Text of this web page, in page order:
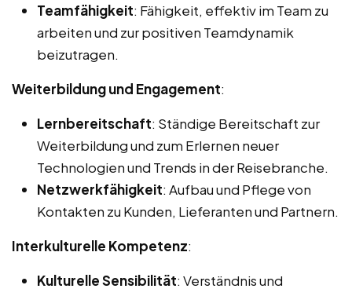
Teamfähigkeit: Fähigkeit, effektiv im Team zu
arbeiten und zur positiven Teamdynamik
beizutragen.
Weiterbildung und Engagement:
Lernbereitschaft: Ständige Bereitschaft zur
Weiterbildung und zum Erlernen neuer
Technologien und Trends in der Reisebranche.
Netzwerkfähigkeit: Aufbau und Pflege von
Kontakten zu Kunden, Lieferanten und Partnern.
Interkulturelle Kompetenz:
Kulturelle Sensibilität: Verständnis und